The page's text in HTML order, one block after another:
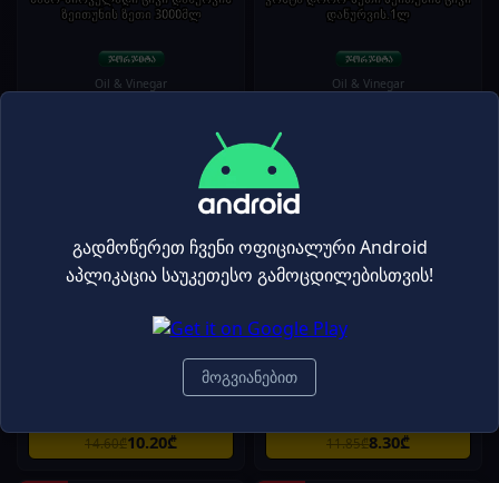
ზეითუნის ზეთი 3000მლ
Oil & Vinegar
დაწურვის.1ლ
Oil & Vinegar
+
ბალზამირებული მოდენა სპრეი. 250
14.60₾10.20₾
-30%
11.85₾8.30₾
გადმოწერეთ ჩვენი ოფიციალური Android
აპლიკაცია საუკეთესო გამოცდილებისთვის!
მოგვიანებით